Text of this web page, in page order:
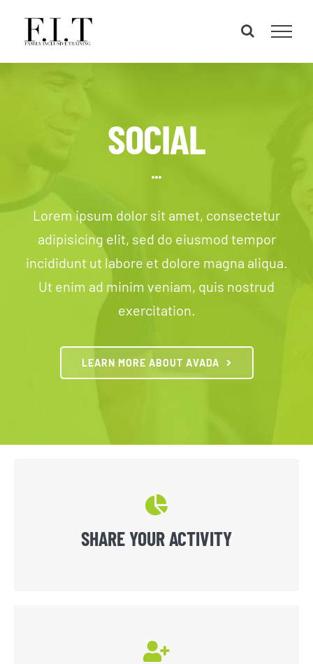
SOCIAL
Lorem ipsum dolor sit amet, consectetur
adipisicing elit, sed do eiusmod tempor
incididunt ut labore et dolore magna aliqua.
Ut enim ad minim veniam, quis nostrud
exercitation.
LEARN MORE ABOUT AVADA
SHARE YOUR ACTIVITY